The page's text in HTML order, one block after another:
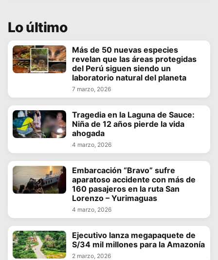
Lo último
Más de 50 nuevas especies
revelan que las áreas protegidas
del Perú siguen siendo un
laboratorio natural del planeta
7 marzo, 2026
Tragedia en la Laguna de Sauce:
Niña de 12 años pierde la vida
ahogada
4 marzo, 2026
Embarcación “Bravo” sufre
aparatoso accidente con más de
160 pasajeros en la ruta San
Lorenzo – Yurimaguas
4 marzo, 2026
Ejecutivo lanza megapaquete de
S/34 mil millones para la Amazonía
2 marzo, 2026